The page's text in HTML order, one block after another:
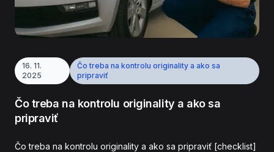
16. 11.
2025
Čo treba na kontrolu originality a ako sa
pripraviť
Čo treba na kontrolu originality a ako sa
pripraviť
Čo treba na kontrolu originality a ako sa pripraviť [checklist]